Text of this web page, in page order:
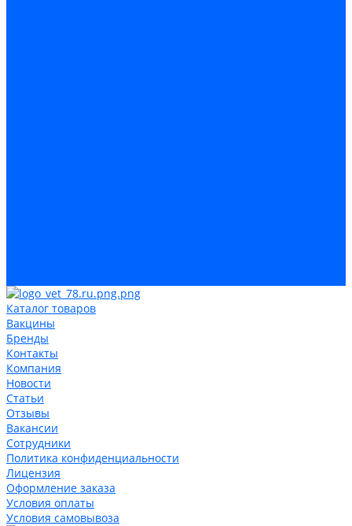
Каталог товаров
Вакцины
Бренды
Контакты
Компания
Новости
Статьи
Отзывы
Вакансии
Сотрудники
Политика конфиденциальности
Лицензия
Оформление заказа
Условия оплаты
Условия самовывоза